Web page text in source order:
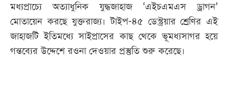
বিভাগ
ছবি
মধ্যপ্রাচ্যে অত্যাধুনিক যুদ্ধজাহাজ ‘এইচএমএস ড্রাগন’
মোতায়েন করছে যুক্তরাজ্য। টাইপ-৪৫ ডেস্ট্রয়ার শ্রেণির এই
জাহাজটি ইতিমধ্যে সাইপ্রাসের কাছ থেকে ভূমধ্যসাগর হয়ে
গন্তব্যের উদ্দেশে রওনা দেওয়ার প্রস্তুতি শুরু করেছে।